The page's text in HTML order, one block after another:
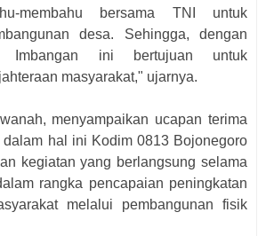
membahu bersama TNI untuk
desa. Sehingga, dengan
Imbangan ini bertujuan untuk
masyarakat," ujarnya.
menyampaikan ucapan terima
dalam hal ini Kodim 0813 Bojonegoro
kegiatan yang berlangsung selama
rangka pencapaian peningkatan
melalui pembangunan fisik